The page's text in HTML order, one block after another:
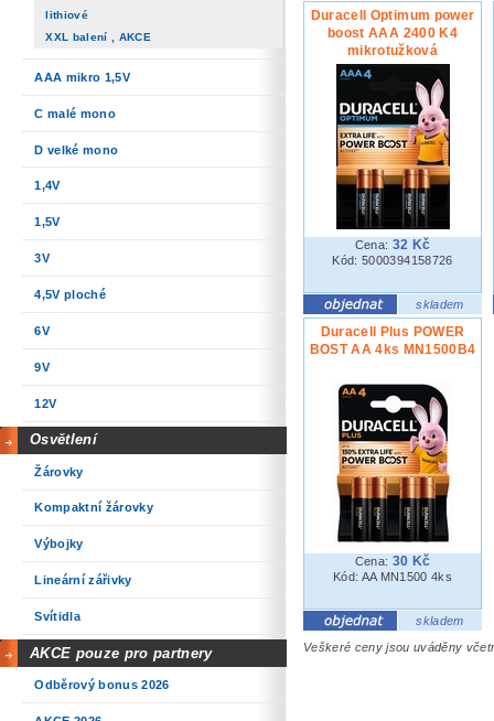
lithiové
XXL balení , AKCE
AAA mikro 1,5V
C malé mono
D velké mono
1,4V
1,5V
3V
4,5V ploché
6V
9V
12V
Osvětlení
Žárovky
Kompaktní žárovky
Výbojky
Lineární zářivky
Svítidla
AKCE pouze pro partnery
Odběrový bonus 2026
Duracell Optimum power
boost AAA 2400 K4
mikrotužková
Cena: 32 Kč
Kód: 5000394158726
skladem
Duracell Plus POWER
BOST AA 4ks MN1500B4
Cena: 30 Kč
Kód: AA MN1500 4ks
skladem
Veškeré ceny jsou uváděny